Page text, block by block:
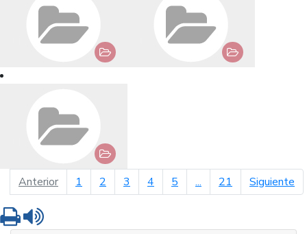
Anteriorpágina anterior
1 2 3 4 5 ... 21 Siguiente
Imprimir